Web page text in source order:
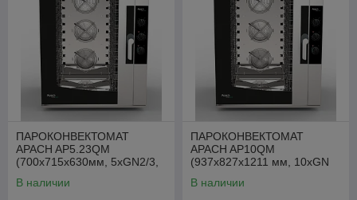
ПАРОКОНВЕКТОМАТ
APACH AP5.23QM
(700х715х630мм, 5хGN2/3,
у)
В наличии
ПАРОКОНВЕКТОМАТ
APACH AP10QM
(937х827х1211 мм, 10хGN
электромех. п/у)
В наличии